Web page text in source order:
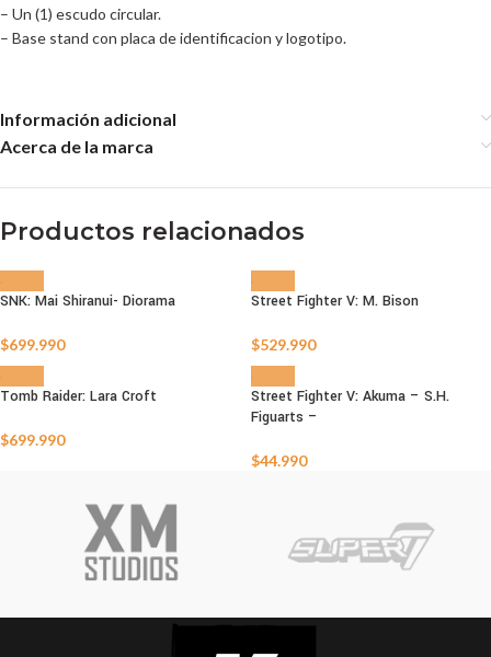
– Un (1) escudo circular.
– Base stand con placa de identificacion y logotipo.
Información adicional
Acerca de la marca
Productos relacionados
SNK: Mai Shiranui- Diorama
$699.990
Street Fighter V: M. Bison
$529.990
Tomb Raider: Lara Croft
$699.990
AGOTADO
Street Fighter V: Akuma – S.H.
Figuarts –
$44.990